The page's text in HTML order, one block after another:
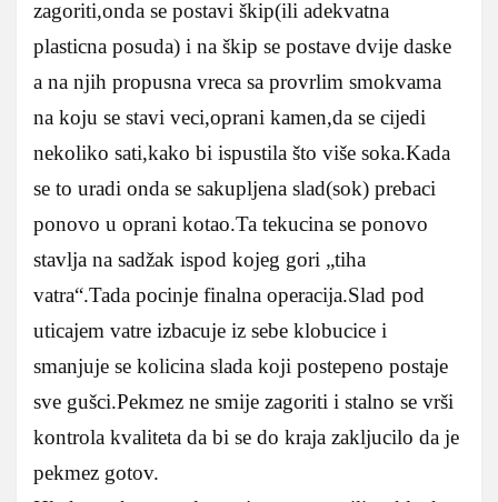
zagoriti,onda se postavi škip(ili adekvatna
plasticna posuda) i na škip se postave dvije daske
a na njih propusna vreca sa provrlim smokvama
na koju se stavi veci,oprani kamen,da se cijedi
nekoliko sati,kako bi ispustila što više soka.Kada
se to uradi onda se sakupljena slad(sok) prebaci
ponovo u oprani kotao.Ta tekucina se ponovo
stavlja na sadžak ispod kojeg gori „tiha
vatra“.Tada pocinje finalna operacija.Slad pod
uticajem vatre izbacuje iz sebe klobucice i
smanjuje se kolicina slada koji postepeno postaje
sve gušci.Pekmez ne smije zagoriti i stalno se vrši
kontrola kvaliteta da bi se do kraja zakljucilo da je
pekmez gotov.